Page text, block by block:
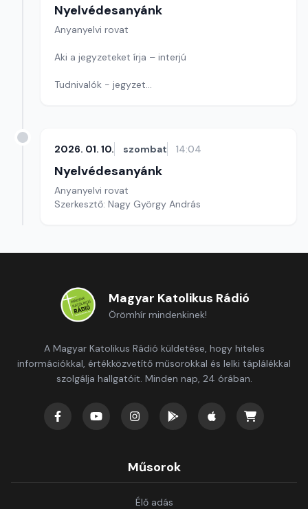
Nyelvédesanyánk
Anyanyelvi rovat
Aki a jegyzeteket írja – interjú
Tudnivalók - jegyzet
2026. 01. 10.
szombat 14:04
Nyelvédesanyánk
Anyanyelvi rovat
Szerkesztő: Nagy György András
Magyar Katolikus Rádió
Örömhír mindenkinek!
A Magyar Katolikus Rádió küldetése, hogy hiteles
információkkal, értékközvetítő műsorokkal és lelki táplálékkal
szolgálja hallgatóit. Minden nap, 24 órában.
Műsorok
Élő adás